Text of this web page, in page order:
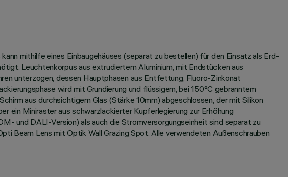
mithilfe eines Einbaugehäuses (separat zu bestellen) für den Einsatz als Erd-
Leuchtenkorpus aus extrudiertem Aluminium, mit Endstücken aus
unterzogen, dessen Hauptphasen aus Entfettung, Fluoro-Zinkonat
wird mit Grundierung und flüssigem, bei 150°C gebranntem
aus durchsichtigem Glas (Stärke 10mm) abgeschlossen, der mit Silikon
Miniraster aus schwarzlackierter Kupferlegierung zur Erhöhung
und DALI-Version) als auch die Stromversorgungseinheit sind separat zu
Beam Lens mit Optik Wall Grazing Spot. Alle verwendeten Außenschrauben